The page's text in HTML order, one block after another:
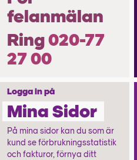
felanmälan
Ring020-77
27 00
Logga in på
Mina Sidor
På mina sidor kan du som är
kund se förbrukningsstatistik
och fakturor, förnya ditt